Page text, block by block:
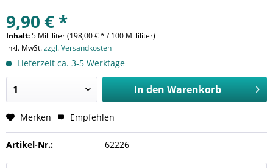
9,90 € *
Inhalt:5 Milliliter (198,00 € * / 100 Milliliter)
inkl. MwSt.zzgl. Versandkosten
Lieferzeit ca. 3-5 Werktage
In den Warenkorb
Merken Empfehlen
Artikel-Nr.: 62226